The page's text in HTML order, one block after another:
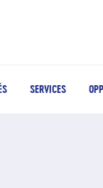
SERVICES